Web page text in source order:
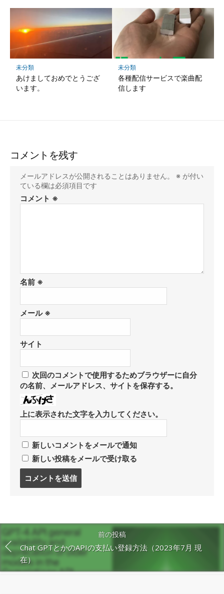
未分類
あけましておめでとうござ
います。
未分類
各種配信サービスで楽曲配
信します
コメントを残す
メールアドレスが公開されることはありません。 ※ が付い
ている欄は必須項目です
コメント ※
名前 ※
メール ※
サイト
次回のコメントで使用するためブラウザーに自分
の名前、メールアドレス、サイトを保存する。
上に表示された文字を入力してください。
新しいコメントをメールで通知
新しい投稿をメールで受け取る
コ
る
前の投稿
Chat GPTとかのAPIの支払い登録方法（2023年7月 現
在）